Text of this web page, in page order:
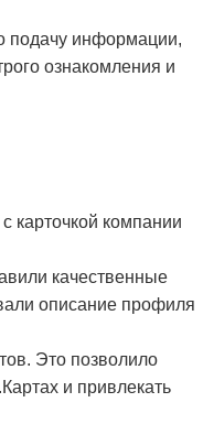
подачу информации,
ознакомления и
карточкой компании
качественные
описание профиля
Это позволило
и привлекать